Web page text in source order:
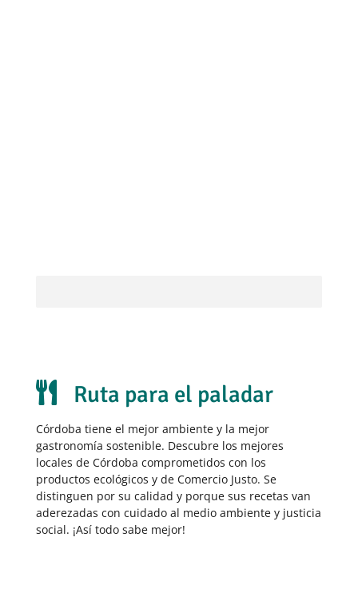
 Ruta para el paladar
Córdoba tiene el mejor ambiente y la mejor
gastronomía sostenible. Descubre los mejores
locales de Córdoba comprometidos con los
productos ecológicos y de Comercio Justo. Se
distinguen por su calidad y porque sus recetas van
aderezadas con cuidado al medio ambiente y justicia
social. ¡Así todo sabe mejor!